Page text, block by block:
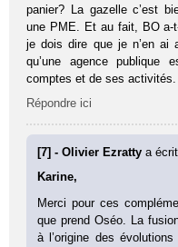
panier? La gazelle c’est
une PME. Et au fait, BO a-
je dois dire que je n’en ai
qu’une agence publique
comptes et de ses
Répondre ici
[7] - Olivier Ezrattya écrit
Karine,
Merci pour ces
que prend Oséo. La
à l’origine des